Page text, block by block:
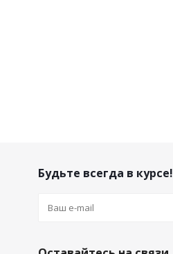
Будьте всегда в курсе!